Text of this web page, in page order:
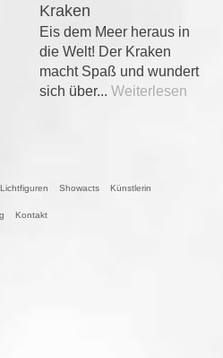
Kraken
Eis dem Meer heraus in
die Welt! Der Kraken
macht Spaß und wundert
sich über... Weiterlesen
Lichtfiguren Showacts Künstlerin
Kontakt